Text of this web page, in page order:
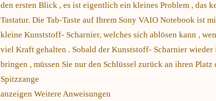
den ersten Blick , es ist eigentlich ein kleines Problem , das
Tastatur. Die Tab-Taste auf Ihrem Sony VAIO Notebook ist
kleine Kunststoff- Scharnier, welches sich ablösen kann ,
viel Kraft gehalten . Sobald der Kunststoff- Scharnier
bringen , müssen Sie nur den Schlüssel zurück an ihren Platz
Spitzzange
anzeigen Weitere Anweisungen